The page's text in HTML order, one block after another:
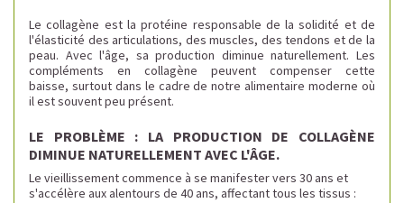
Le collagène est la protéine responsable de la solidité et de
l'élasticité des articulations, des muscles, des tendons et de la
peau. Avec l'âge, sa production diminue naturellement. Les
compléments en collagène peuvent compenser cette
baisse, surtout dans le cadre de notre alimentaire moderne où
il est souvent peu présent.
LE PROBLÈME : LA PRODUCTION DE COLLAGÈNE
DIMINUE NATURELLEMENT AVEC L'ÂGE.
Le vieillissement commence à se manifester vers 30 ans et
s'accélère aux alentours de 40 ans, affectant tous les tissus :